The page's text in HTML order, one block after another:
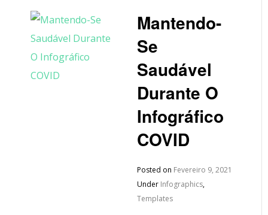
Mantendo-
Se
Saudável
Durante O
Infográfico
COVID
Posted on Fevereiro 9, 2021
Under Infographics,
Templates